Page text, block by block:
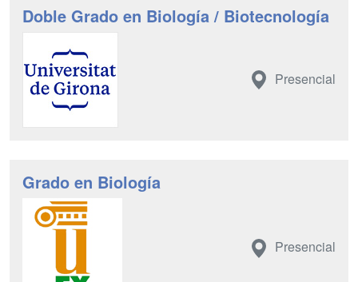
Doble Grado en Biología / Biotecnología
Presencial
Grado en Biología
Presencial